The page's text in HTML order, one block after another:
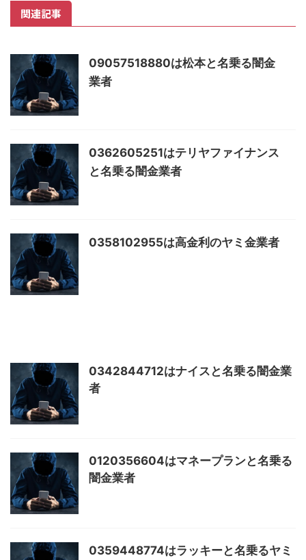
関連記事
09057518880は松本と名乗る闇金
業者
0362605251はテリヤファイナンス
と名乗る闇金業者
0358102955は高金利のヤミ金業者
0342844712はナイスと名乗る闇金業
者
0120356604はマネープランと名乗る
闇金業者
0359448774はラッキーと名乗るヤミ